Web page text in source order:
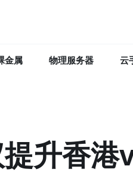
金属 物理服务器 云
升香